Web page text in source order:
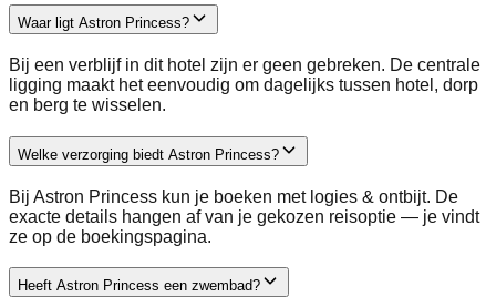
Waar ligt Astron Princess?
Bij een verblijf in dit hotel zijn er geen gebreken. De centrale
ligging maakt het eenvoudig om dagelijks tussen hotel, dorp
en berg te wisselen.
Welke verzorging biedt Astron Princess?
Bij Astron Princess kun je boeken met logies & ontbijt. De
exacte details hangen af van je gekozen reisoptie — je vindt
ze op de boekingspagina.
Heeft Astron Princess een zwembad?